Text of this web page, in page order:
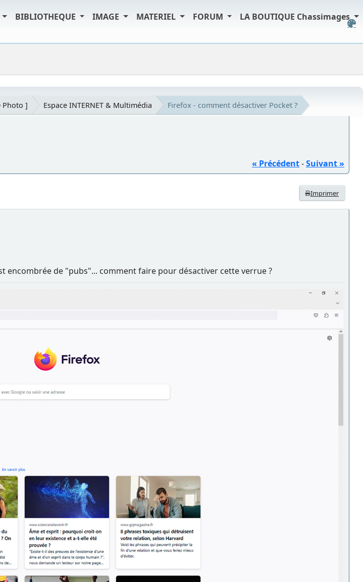
BIBLIOTHEQUE IMAGE MATERIEL FORUM LA BOUTIQUE Chassimages
Photo ] Espace INTERNET & Multimédia Firefox - comment désactiver Pocket ?
« Précédent-Suivant »
Imprimer
encombrée de "pubs"... comment faire pour désactiver cette verrue ?